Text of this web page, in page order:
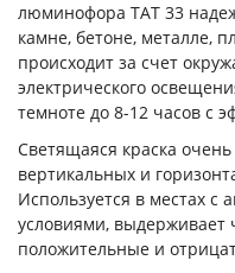
люминофора ТАТ 33
камне, бетоне, металле,
происходит за счет
электрического
темноте до 8-12 часов с
Светящаяся краска очень
вертикальных и
Используется в местах
условиями, выдерживает
положительные и